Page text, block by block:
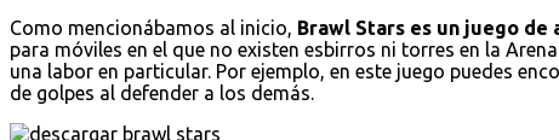
Como mencionábamos al inicio, Brawl Stars es un juego de
para móviles en el que no existen esbirros ni torres en la
una labor en particular. Por ejemplo, en este juego puedes
de golpes al defender a los demás.